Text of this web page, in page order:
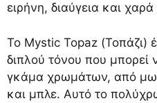
ειρήνη, διαύγεια και
Το Mystic Topaz (Τοπάζι)
διπλού τόνου που μπορεί
γκάμα χρωμάτων, από
και μπλε. Αυτό το